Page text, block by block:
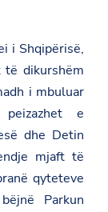
i Shqipërisë,
dikurshëm
i mbuluar
e
dhe Detin
mjaft të
qyteteve
Parkun